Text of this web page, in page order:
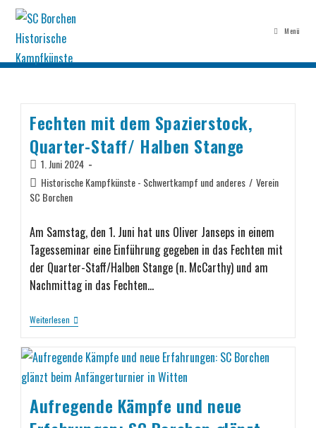
Menü
Fechten mit dem Spazierstock,
Quarter-Staff/ Halben Stange
1. Juni 2024
Historische Kampfkünste - Schwertkampf und anderes / Verein
SC Borchen
Am Samstag, den 1. Juni hat uns Oliver Janseps in einem
Tagesseminar eine Einführung gegeben in das Fechten mit
der Quarter-Staff/Halben Stange (n. McCarthy) und am
Nachmittag in das Fechten…
Weiterlesen
Aufregende Kämpfe und neue